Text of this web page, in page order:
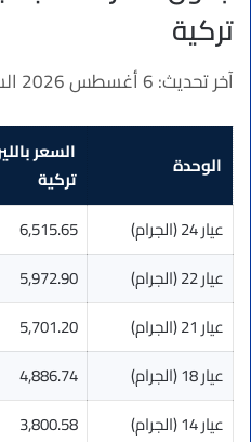
تركية
آخر تحديث:6 أغسطس 2026 الساعة 05:41
الوحدة
السعر
تركية
عيار 24 (الجرام)
6,515.65
عيار 22 (الجرام)
5,972.90
عيار 21 (الجرام)
5,701.20
عيار 18 (الجرام)
4,886.74
عيار 14 (الجرام)
3,800.58